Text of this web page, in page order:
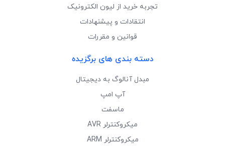
تجربه خرید از لیون الکترونیک
انتقادات و پیشنهادات
قوانین و مقررات
دسته بندی های برگزیده
مبدل آنالوگ به دیجیتال
آپ امپ
ماسفت
میکروکنترلر AVR
میکروکنترلر ARM